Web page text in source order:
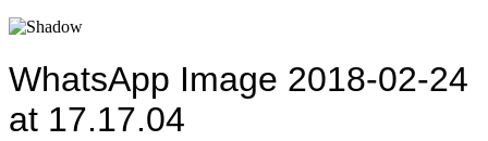
WhatsApp Image 2018-02-24
at 17.17.04